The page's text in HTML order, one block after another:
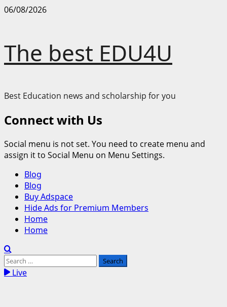
Skip
06/08/2026
The best EDU4U
Best Education news and scholarship for you
Connect with Us
Social menu is not set. You need to create menu and
assign it to Social Menu on Menu Settings.
Primary
Menu
Blog
Blog
Buy Adspace
Hide Ads for Premium Members
Home
Home
Search
for:Live